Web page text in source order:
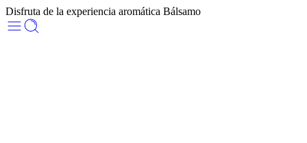
Disfruta de la experiencia aromática Bálsamo